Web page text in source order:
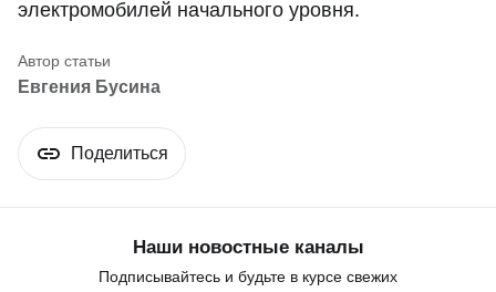
электромобилей начального уровня.
Евгения Бусина
Поделиться
Наши новостные каналы
Подписывайтесь и будьте в курсе свежих